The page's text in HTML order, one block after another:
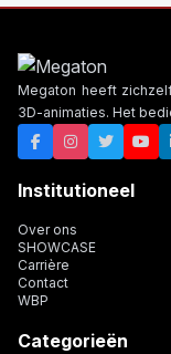
Megaton heeft
3D-animaties. Het
Institutioneel
Over ons
SHOWCASE
Carrière
Contact
WBP
Categorieën